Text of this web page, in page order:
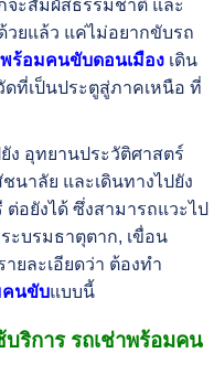
จะสัมผัสธรรมชาติ และ
ยแล้ว แค่ไม่อยากขับรถ
พร้อมคนขับดอนเมืองเดิน
ดที่เป็นประตูสู่ภาคเหนือ ที่
ง อุทยานประวัติศาสตร์
นาลัย และเดินทางไปยัง
อยังได้ ซึ่งสามารถแวะไป
ะบรมธาตุตาก, เขื่อน
ยละเอียดว่า ต้องทำ
คนขับแบบนี้
ริการ รถเช่าพร้อมคน